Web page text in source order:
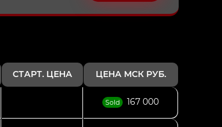
СТАРТ. ЦЕНА ЦЕНА МСК РУБ.
Sold 167 000